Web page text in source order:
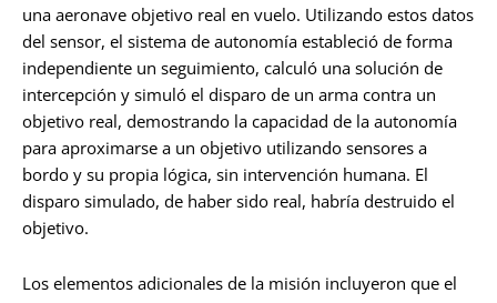
una aeronave objetivo real en vuelo. Utilizando estos datos
del sensor, el sistema de autonomía estableció de forma
independiente un seguimiento, calculó una solución de
intercepción y simuló el disparo de un arma contra un
objetivo real, demostrando la capacidad de la autonomía
para aproximarse a un objetivo utilizando sensores a
bordo y su propia lógica, sin intervención humana. El
disparo simulado, de haber sido real, habría destruido el
objetivo.
Los elementos adicionales de la misión incluyeron que el